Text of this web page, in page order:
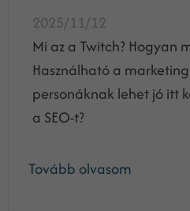
2025/11/12
Mi az a Twitch? Hogyan
Használható a
personáknak lehet jó itt
a SEO-t?
Tovább olvasom